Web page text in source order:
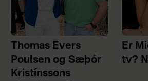
Thomas Evers
Poulsen og Sæþór
Kristínssons
Er
tv?